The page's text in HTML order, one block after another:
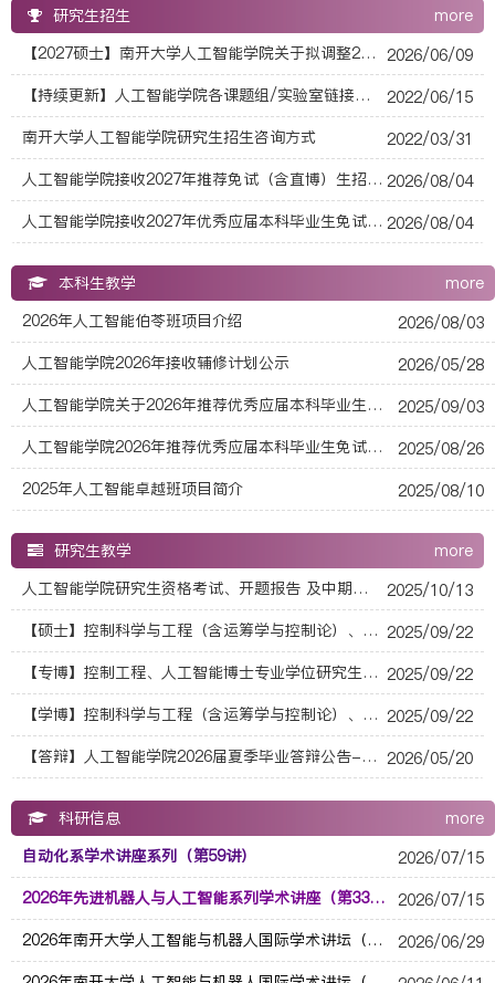
研究生招生
more
【2027硕士】南开大学人工智能学院关于拟调整2027年硕士研究生招生考试初试自命题科目的温馨提示 2026/06/09
【持续更新】人工智能学院各课题组/实验室链接（海报）汇总
2022/06/15
南开大学人工智能学院研究生招生咨询方式
2022/03/31
人工智能学院接收2027年推荐免试（含直博）生招生可接收本科所属学科专业范围和外语水平要求 2026/08/04
人工智能学院接收2027年优秀应届本科毕业生免试攻读研究生预报名通知 2026/08/04
本科生教学
more
2026年人工智能伯苓班项目介绍
2026/08/03
人工智能学院2026年接收辅修计划公示
2026/05/28
人工智能学院关于2026年推荐优秀应届本科毕业生免试攻读研究生工作的通知
2025/09/03
人工智能学院2026年推荐优秀应届本科毕业生免试攻读研究生工作细则公示
2025/08/26
2025年人工智能卓越班项目简介
2025/08/10
研究生教学
more
人工智能学院研究生资格考试、开题报告 及中期考核管理细则(试行)
2025/10/13
【硕士】控制科学与工程（含运筹学与控制论）、智能科学与技术学科关于全日制硕士研究生申请学位应取得的科研成果要求（2024年修订版） 2025/09/22
【专博】控制工程、人工智能博士专业学位研究生申请学位成果细则 2025/09/22
【学博】控制科学与工程（含运筹学与控制论）、智能科学与技术学位评定分委员会学术学位博士研究生申请学位成果细则 2025/09/22
【答辩】人工智能学院2026届夏季毕业答辩公告----自动化系（20260523） 2026/05/20
科研信息
more
自动化系学术讲座系列（第59讲）
2026/07/15
2026年先进机器人与人工智能系列学术讲座（第335讲） 2026/07/15
2026年南开大学人工智能与机器人国际学术讲坛（第85期）
2026/06/29